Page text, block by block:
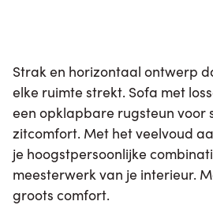
Strak en horizontaal ontwerp
elke ruimte strekt. Sofa met
een opklapbare rugsteun voor
zitcomfort. Met het veelvoud
je hoogstpersoonlijke
meesterwerk van je interieur.
groots comfort.